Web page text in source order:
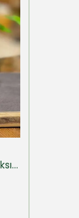
1000 CC Kavanoz (Kapaksız) 10 Adet